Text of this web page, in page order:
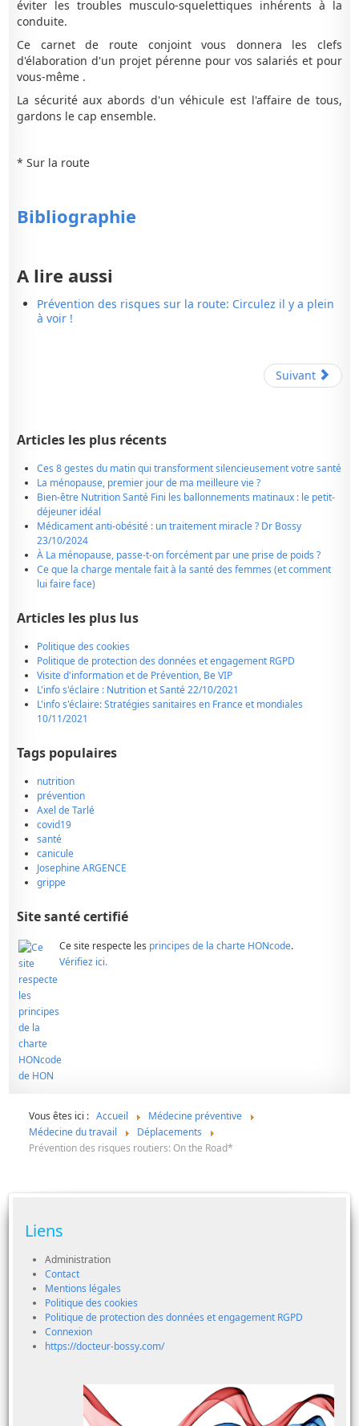
éviter les troubles musculo-squelettiques inhérents à la
conduite.
Ce carnet de route conjoint vous donnera les clefs
d'élaboration d'un projet pérenne pour vos salariés et pour
vous-même .
La sécurité aux abords d'un véhicule est l'affaire de tous,
gardons le cap ensemble.
* Sur la route
Bibliographie
A lire aussi
Prévention des risques sur la route: Circulez il y a plein
à voir !
Suivant
Articles les plus récents
Ces 8 gestes du matin qui transforment silencieusement votre santé
La ménopause, premier jour de ma meilleure vie ?
Bien-être Nutrition Santé Fini les ballonnements matinaux : le petit-
déjeuner idéal
Médicament anti-obésité : un traitement miracle ? Dr Bossy
23/10/2024
À La ménopause, passe-t-on forcément par une prise de poids ?
Ce que la charge mentale fait à la santé des femmes (et comment
lui faire face)
Articles les plus lus
Politique des cookies
Politique de protection des données et engagement RGPD
Visite d'information et de Prévention, Be VIP
L'info s'éclaire : Nutrition et Santé 22/10/2021
L'info s'éclaire: Stratégies sanitaires en France et mondiales
10/11/2021
Tags populaires
nutrition
prévention
Axel de Tarlé
covid19
santé
canicule
Josephine ARGENCE
grippe
Site santé certifié
Ce site respecte les principes de la charte HONcode.
Vérifiez ici.
Vous êtes ici : Accueil
Médecine préventive
Médecine du travail
Déplacements
Prévention des risques routiers: On the Road*
Liens
Administration
Contact
Mentions légales
Politique des cookies
Politique de protection des données et engagement RGPD
Connexion
https://docteur-bossy.com/